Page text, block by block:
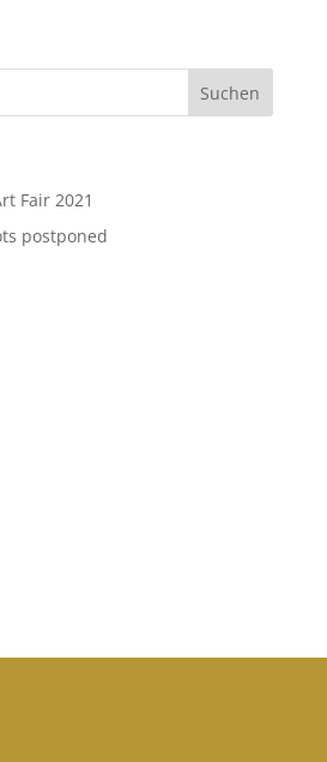
Fair 2021
postponed